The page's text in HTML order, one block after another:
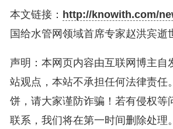
将给水管网的计算理论与分析应
化，促进给水管网事业的不断发展
卫生学”概念，获国家名词专利。
个给水管道卫生学实验室，受到国
在国内首创了高压射流法以及气压
洗技术、城市供水管道免开挖维护
本文链接： http://knowith.com/
国给水管网领域首席专家赵洪宾逝
声明：本网页内容由互联网博主自
站观点，本站不承担任何法律责任
饼，请大家谨防诈骗！若有侵权等
联系，我们将在第一时间删除处理。